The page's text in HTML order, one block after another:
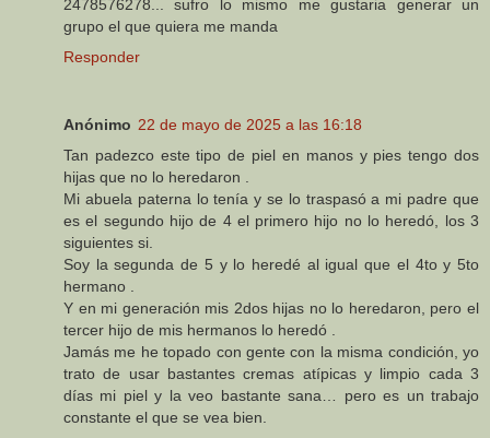
2478576278... sufro lo mismo me gustaria generar un
grupo el que quiera me manda
Responder
Anónimo 22 de mayo de 2025 a las 16:18
Tan padezco este tipo de piel en manos y pies tengo dos
hijas que no lo heredaron .
Mi abuela paterna lo tenía y se lo traspasó a mi padre que
es el segundo hijo de 4 el primero hijo no lo heredó, los 3
siguientes si.
Soy la segunda de 5 y lo heredé al igual que el 4to y 5to
hermano .
Y en mi generación mis 2dos hijas no lo heredaron, pero el
tercer hijo de mis hermanos lo heredó .
Jamás me he topado con gente con la misma condición, yo
trato de usar bastantes cremas atípicas y limpio cada 3
días mi piel y la veo bastante sana… pero es un trabajo
constante el que se vea bien.